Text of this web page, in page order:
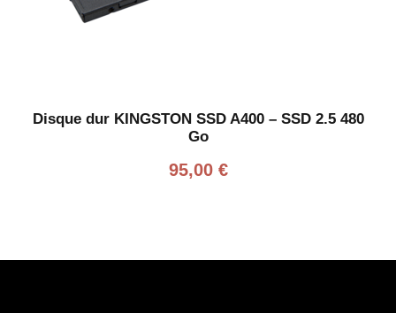
Disque dur KINGSTON SSD A400 – SSD 2.5 480
Go
95,00 €